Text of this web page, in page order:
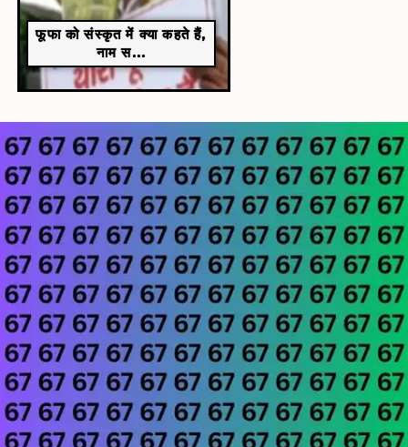
फूफा को संस्कृत में क्या कहते हैं,
नाम स...